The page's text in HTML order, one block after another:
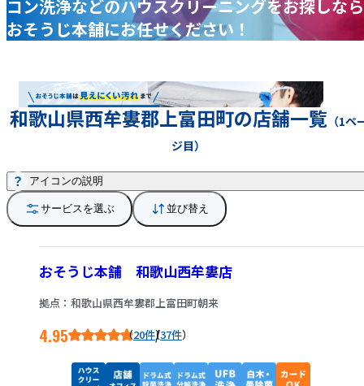
コン洗浄などのハウスクリーニングをお探しなら
おそうじ本舗にお任せください！
和歌山県西牟婁郡上富田町の店舗一覧 （1ペ
ジ目）
サービスを選ぶ 並び替え
アイコンの説明
おそうじ本舗 和歌山西牟婁店
拠点：和歌山県西牟婁郡上富田町朝来
4.95 20件/37件